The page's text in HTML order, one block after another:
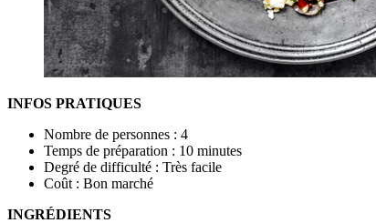
INFOS PRATIQUES
Nombre de personnes : 4
Temps de préparation : 10 minutes
Degré de difficulté : Très facile
Coût : Bon marché
INGRÉDIENTS